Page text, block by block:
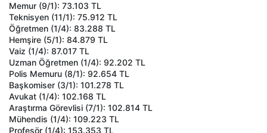
Memur (9/1): 73.103 TL
Teknisyen (11/1): 75.912 TL
Öğretmen (1/4): 83.288 TL
Hemşire (5/1): 84.879 TL
Vaiz (1/4): 87.017 TL
Uzman Öğretmen (1/4): 92.202 TL
Polis Memuru (8/1): 92.654 TL
Başkomiser (3/1): 101.278 TL
Avukat (1/4): 102.168 TL
Araştırma Görevlisi (7/1): 102.814 TL
Mühendis (1/4): 109.223 TL
Profesör (1/4): 153.353 TL